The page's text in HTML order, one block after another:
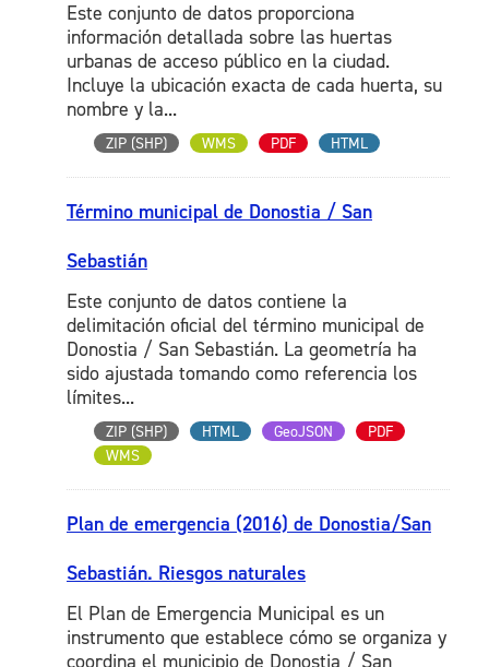
Este conjunto de datos proporciona
información detallada sobre las huertas
urbanas de acceso público en la ciudad.
Incluye la ubicación exacta de cada huerta, su
nombre y la...
ZIP (SHP) WMS PDF HTML
Término municipal de Donostia / San
Sebastián
Este conjunto de datos contiene la
delimitación oficial del término municipal de
Donostia / San Sebastián. La geometría ha
sido ajustada tomando como referencia los
límites...
ZIP (SHP) HTML GeoJSON
PDF
WMS
Plan de emergencia (2016) de Donostia/San
Sebastián. Riesgos naturales
El Plan de Emergencia Municipal es un
instrumento que establece cómo se organiza y